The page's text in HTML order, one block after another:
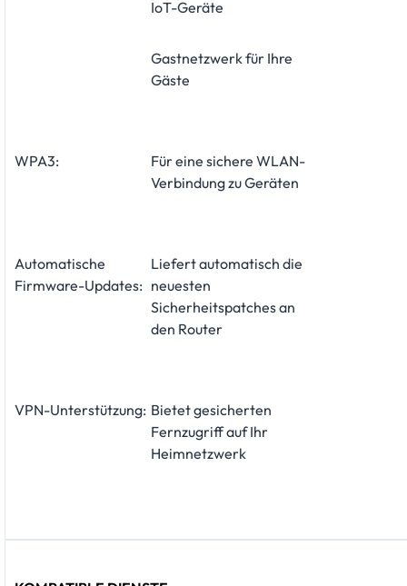
IoT-Geräte
Gastnetzwerk für Ihre
Gäste
WPA3:
Für eine sichere WLAN-
Verbindung zu Geräten
Automatische
Firmware-Updates:
Liefert automatisch die
neuesten
Sicherheitspatches an
den Router
VPN-Unterstützung: Bietet gesicherten
Fernzugriff auf Ihr
Heimnetzwerk